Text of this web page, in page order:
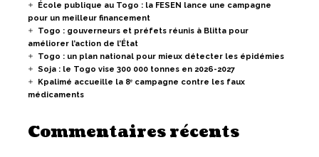
École publique au Togo : la FESEN lance une campagne
pour un meilleur financement
Togo : gouverneurs et préfets réunis à Blitta pour
améliorer l’action de l’État
Togo : un plan national pour mieux détecter les épidémies
Soja : le Togo vise 300 000 tonnes en 2026-2027
Kpalimé accueille la 8ᵉ campagne contre les faux
médicaments
Commentaires récents